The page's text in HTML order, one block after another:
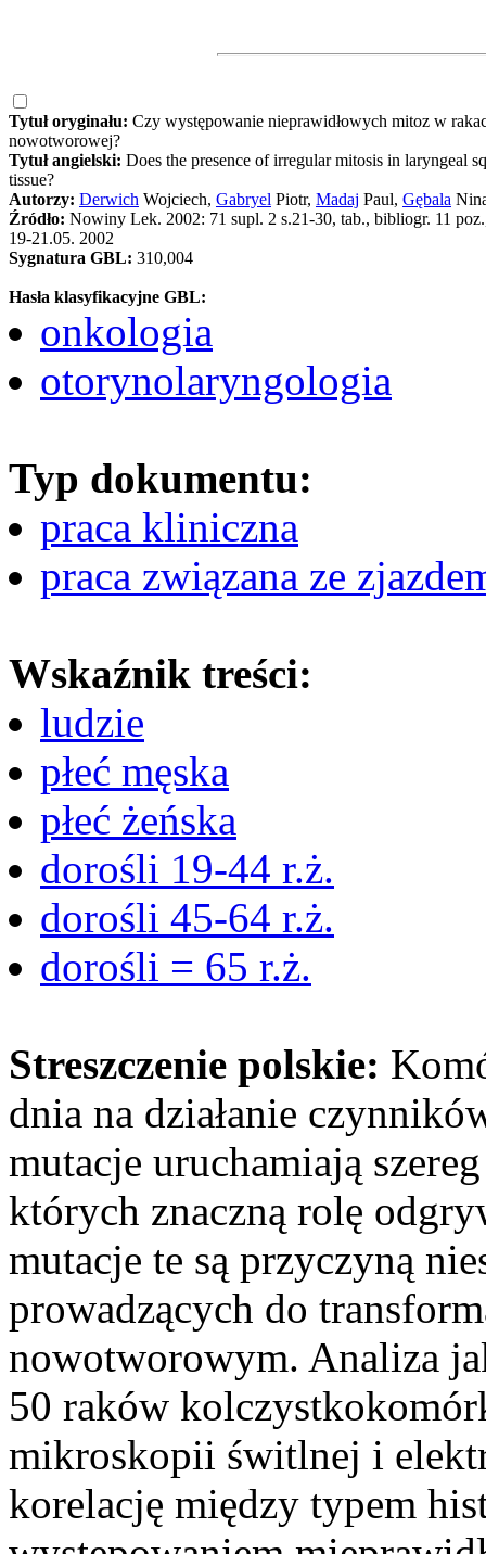
Tytuł oryginału: Czy występowanie nieprawidłowych mitoz w
nowotworowej?
Tytuł angielski: Does the presence of irregular mitosis in laryngeal
tissue?
Autorzy: Derwich Wojciech, Gabryel Piotr, Madaj Paul, Gębala
Źródło: Nowiny Lek. 2002: 71 supl. 2 s.21-30, tab., bibliogr. 11
19-21.05. 2002
Sygnatura GBL: 310,004
Hasła klasyfikacyjne GBL:
onkologia
otorynolaryngologia
Typ dokumentu:
praca kliniczna
praca związana ze
Wskaźnik treści:
ludzie
płeć męska
płeć żeńska
dorośli 19-44 r.ż.
dorośli 45-64 r.ż.
dorośli = 65 r.ż.
Streszczenie polskie:
dnia na działanie
mutacje uruchamiają
których znaczną rolę
mutacje te są przyczyną
prowadzących do
nowotworowym. Analiza
50 raków
mikroskopii świtlnej i
korelację między typem